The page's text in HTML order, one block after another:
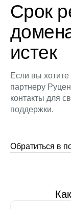
Срок
истек
Если вы
партнеру
контакты для
поддержки.
Обратиться в